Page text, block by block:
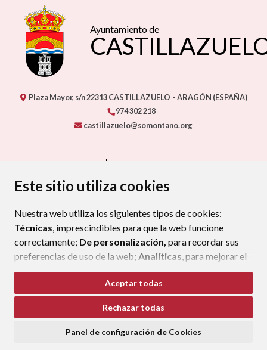
Este sitio utiliza cookies
Nuestra web utiliza los siguientes tipos de cookies:
Técnicas, imprescindibles para que la web funcione
correctamente; De personalización, para recordar sus
preferencias de uso de la web; Analíticas, para mejorar el
funcionamiento de la web y sus servicios.
Si acepta pulsando el botón“Aceptar todas”
consideramos que acepta su uso. Si pulsa el botón
ninguna acción, se guardarán las cookies técnicas
Aceptar todas
Rechazar todas
Panel de configuración de Cookies
Ayuntamiento de
Plaza Mayor, s/n22313 CASTILLAZUELO - ARAGÓN (ESPAÑA)
974 302 218
castillazuelo@somontano.org
PROTECCIÓN DE DATOS
POLÍTICA DE COOKIES